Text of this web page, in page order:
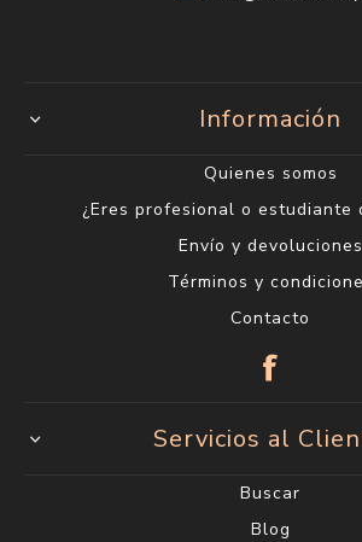
Información
Quienes somos
¿Eres profesional o estudiante
Envío y devoluciones
Términos y
Contacto
Servicios al
Buscar
Blog